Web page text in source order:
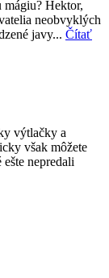
mágiu? Hektor,
neobvyklých
javy... Čítať
výtlačky a
však môžete
nepredali